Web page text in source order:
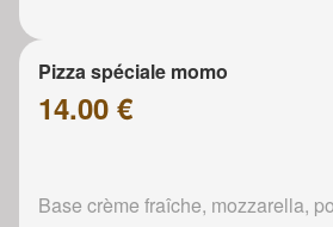
Pizza spéciale momo
14.00 €
Base crème fraîche, mozzarella,